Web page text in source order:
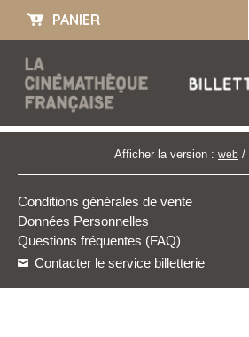
PANIER
Afficher la version : web /
Questions fréquentes (FAQ)
Conditions générales de vente
Données Personnelles
Contacter le service billetterie